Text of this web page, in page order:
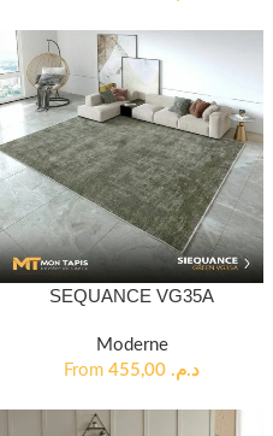
SEQUANCE VG35A
Moderne
From
د.م.